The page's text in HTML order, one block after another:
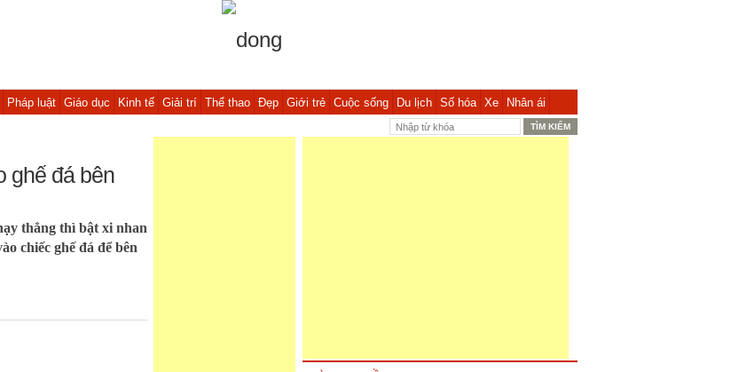
Pháp luật Giáo dục Kinh tế Giải trí Thể thao Đẹp Giới trẻ Cuộc sống Du lịch Số hóa Xe Nhân ái
ghế đá bên
thẳng thì bật xi nhan
chiếc ghế đá để bên